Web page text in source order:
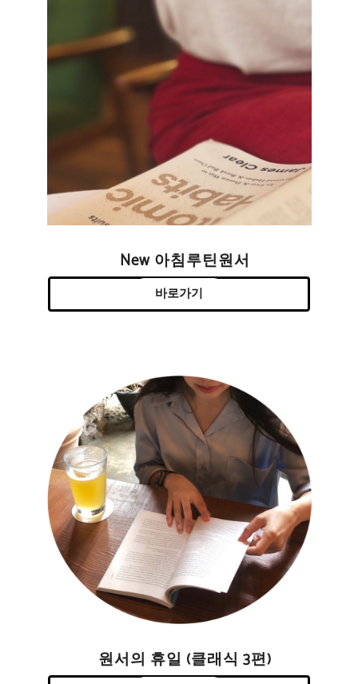
New 아침루틴원서
바로가기
원서의 휴일 (클래식 3편)